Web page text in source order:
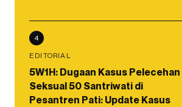
4
EDITORIAL
5W1H: Dugaan Kasus Pelecehan
Seksual 50 Santriwati di
Pesantren Pati: Update Kasus